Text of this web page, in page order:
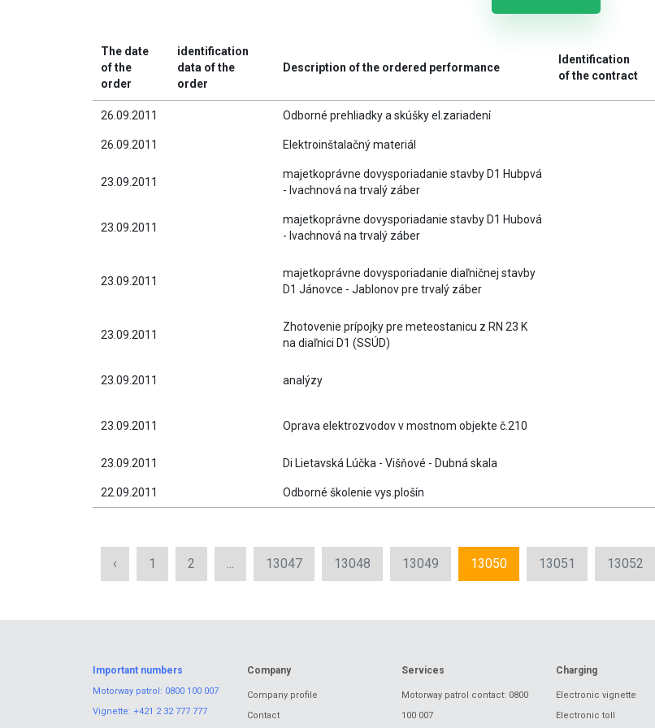
The date
of the
order
identification
data of the
order
Description of the ordered performance
Identification
of the contract
26.09.2011 Odborné prehliadky a skúšky el.zariadení
26.09.2011 Elektroinštalačný materiál
23.09.2011
majetkoprávne dovysporiadanie stavby D1 Hubpvá
- Ivachnová na trvalý záber
23.09.2011
majetkoprávne dovysporiadanie stavby D1 Hubová
- Ivachnová na trvalý záber
23.09.2011
majetkoprávne dovysporiadanie diaľničnej stavby
D1 Jánovce - Jablonov pre trvalý záber
23.09.2011
Zhotovenie prípojky pre meteostanicu z RN 23 K
na diaľnici D1 (SSÚD)
23.09.2011 analýzy
23.09.2011 Oprava elektrozvodov v mostnom objekte č.210
23.09.2011 Di Lietavská Lúčka - Višňové - Dubná skala
22.09.2011 Odborné školenie vys.plošín
‹ 1 2 ... 13047 13048 13049 13050 13051 13052
Important numbers
Motorway patrol: 0800 100 007
Vignette: +421 2 32 777 777
Company
Company profile
Contact
Services
Motorway patrol contact: 0800
100 007
Charging
Electronic vignette
Electronic toll